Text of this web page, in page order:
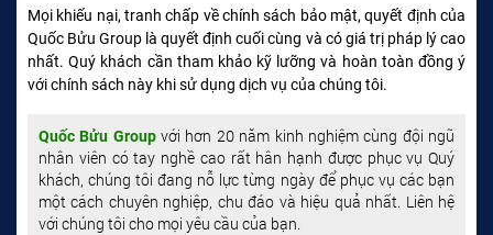
Mọi khiếu nại, tranh chấp về chính sách bảo mật, quyết định của
Quốc Bửu Group là quyết định cuối cùng và có giá trị pháp lý cao
nhất. Quý khách cần tham khảo kỹ lưỡng và hoàn toàn đồng ý
với chính sách này khi sử dụng dịch vụ của chúng tôi.
Quốc Bửu Groupvới hơn 20 năm kinh nghiệm cùng đội ngũ
nhân viên có tay nghề cao rất hân hạnh được phục vụ Quý
khách, chúng tôi đang nỗ lực từng ngày để phục vụ các bạn
một cách chuyên nghiệp, chu đáo và hiệu quả nhất. Liên hệ
với chúng tôi cho mọi yêu cầu của bạn.